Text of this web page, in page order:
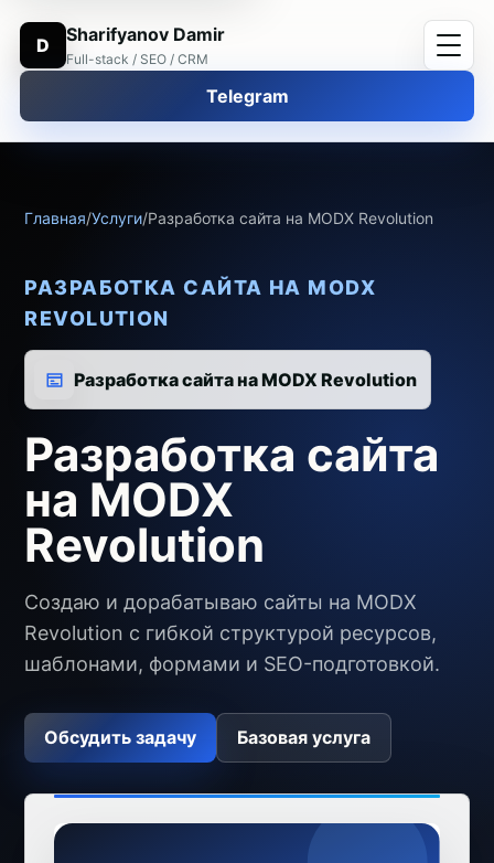
D Sharifyanov Damir
Full-stack / SEO / CRM
Telegram
Главная/Услуги/Разработка сайта на MODX Revolution
РАЗРАБОТКА САЙТА НА MODX
REVOLUTION
Разработка сайта на MODX Revolution
Разработка сайта
на MODX
Revolution
Создаю и дорабатываю сайты на MODX
Revolution с гибкой структурой ресурсов,
шаблонами, формами и SEO-подготовкой.
Обсудить задачу Базовая услуга